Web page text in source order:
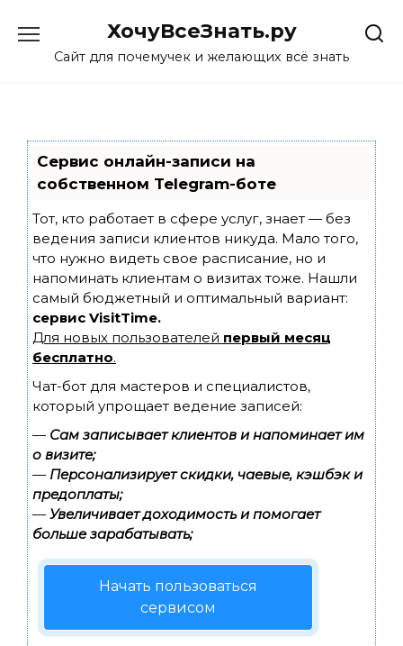
content
ХочуВсеЗнать.ру
Сайт для почемучек и желающих всё знать
Сервис онлайн-записи на
собственном Telegram-боте
Тот, кто работает в сфере услуг, знает — без
ведения записи клиентов никуда. Мало того,
что нужно видеть свое расписание, но и
напоминать клиентам о визитах тоже. Нашли
самый бюджетный и оптимальный вариант:
сервис VisitTime.
Для новых пользователей первый месяц
бесплатно.
Чат-бот для мастеров и специалистов,
который упрощает ведение записей:
— Сам записывает клиентов и напоминает им
о визите;
— Персонализирует скидки, чаевые, кэшбэк и
предоплаты;
— Увеличивает доходимость и помогает
больше зарабатывать;
Начать пользоваться
сервисом